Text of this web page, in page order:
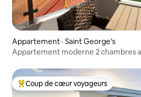
Appartement · Saint George's
Appartement moderne 2 chambres
Coup de cœur voyageurs parmi les
Coup de cœur voyageurs